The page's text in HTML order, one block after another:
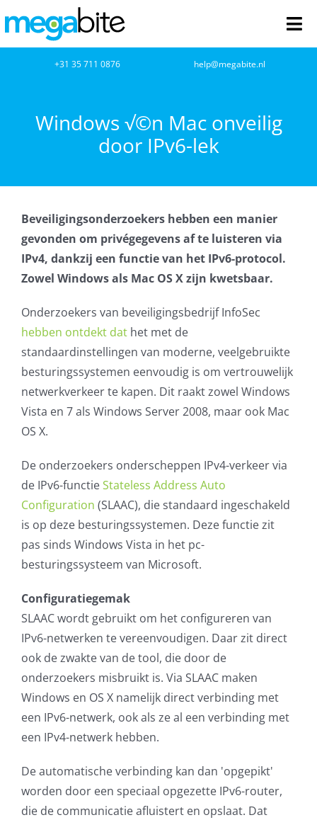
naar
inhoud
Cloud Computing
VOIP
AVG
Office365
Glasvezelverbindingen
Microsoft software licenties
SLA overeenkomsten
Remote Help
WordPress SLA Contract
Contact
+31 35 711 0876 help@megabite.nl
Windows √©n Mac onveilig
door IPv6-lek
Beveiligingsonderzoekers hebben een manier
gevonden om privégegevens af te luisteren via
IPv4, dankzij een functie van het IPv6-protocol.
Zowel Windows als Mac OS X zijn kwetsbaar.
Onderzoekers van beveiligingsbedrijf InfoSec
hebben ontdekt dathet met de
standaardinstellingen van moderne, veelgebruikte
besturingssystemen eenvoudig is om vertrouwelijk
netwerkverkeer te kapen. Dit raakt zowel Windows
Vista en 7 als Windows Server 2008, maar ook Mac
OS X.
De onderzoekers onderscheppen IPv4-verkeer via
de IPv6-functieStateless Address Auto
Configuration (SLAAC), die standaard ingeschakeld
is op deze besturingssystemen. Deze functie zit
pas sinds Windows Vista in het pc-
besturingssysteem van Microsoft.
Configuratiegemak
SLAAC wordt gebruikt om het configureren van
IPv6-netwerken te vereenvoudigen. Daar zit direct
ook de zwakte van de tool, die door de
onderzoekers misbruikt is. Via SLAAC maken
Windows en OS X namelijk direct verbinding met
een IPv6-netwerk, ook als ze al een verbinding met
een IPv4-netwerk hebben.
De automatische verbinding kan dan 'opgepikt'
worden door een speciaal opgezette IPv6-router,
die de communicatie afluistert en opslaat. Dat